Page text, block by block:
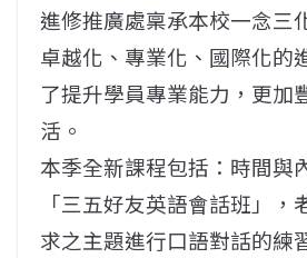
進修推廣處稟承本校一念三
卓越化、專業化、國際化的
了提升學員專業能力，更加
活。
本季全新課程包括：時間與
「三五好友英語會話班」，
求之主題進行口語對話的練